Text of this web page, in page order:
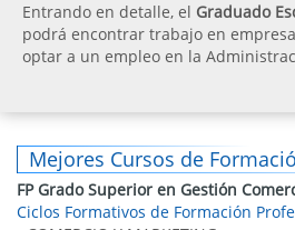
Entrando en detalle, el Graduado
podrá encontrar trabajo en
optar a un empleo en la
Mejores Cursos de
FP Grado Superior en Gestión
Ciclos Formativos de Formación